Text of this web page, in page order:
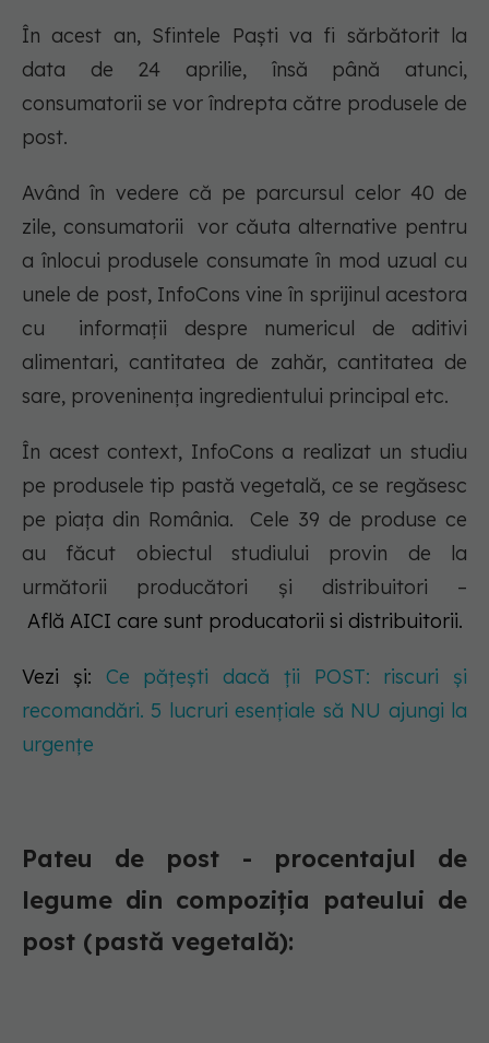
În acest an, Sfintele Paști va fi sărbătorit la
data de 24 aprilie, însă până atunci,
consumatorii se vor îndrepta către produsele de
post.
Având în vedere că pe parcursul celor 40 de
zile, consumatorii vor căuta alternative pentru
a înlocui produsele consumate în mod uzual cu
unele de post, InfoCons vine în sprijinul acestora
cu informații despre numericul de aditivi
alimentari, cantitatea de zahăr, cantitatea de
sare, proveninența ingredientului principal etc.
În acest context, InfoCons a realizat un studiu
pe produsele tip pastă vegetală, ce se regăsesc
pe piața din România. Cele 39 de produse ce
au făcut obiectul studiului provin de la
următorii producători și distribuitori –
Află AICI care sunt producatorii si distribuitorii.
Vezi și: Ce pățești dacă ții POST: riscuri și
recomandări. 5 lucruri esențiale să NU ajungi la
urgențe
Pateu de post - procentajul de
legume din compoziția pateului de
post (pastă vegetală):